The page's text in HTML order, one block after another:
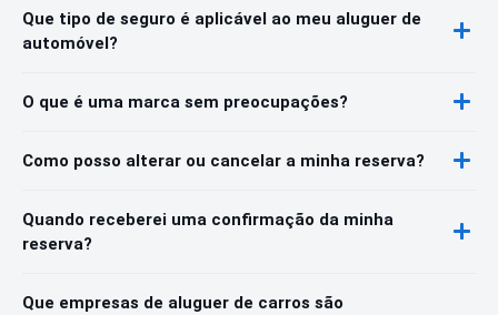
Que tipo de seguro é aplicável ao meu aluguer de
automóvel?
O que é uma marca sem preocupações?
Como posso alterar ou cancelar a minha reserva?
Quando receberei uma confirmação da minha
reserva?
Que empresas de aluguer de carros são